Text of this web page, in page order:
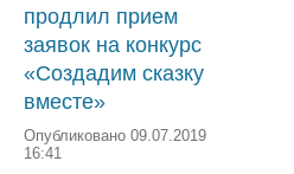
продлил прием
заявок на конкурс
«Создадим сказку
вместе»
Опубликовано 09.07.2019
16:41